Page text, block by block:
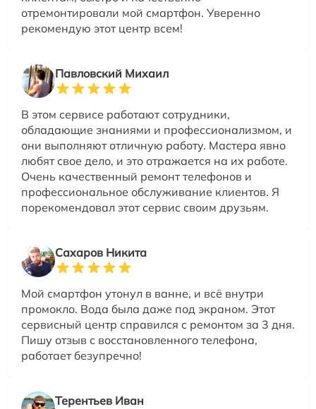
отремонтировали мой смартфон. Уверенно
рекомендую этот центр всем!
Павловский Михаил
В этом сервисе работают сотрудники,
обладающие знаниями и профессионализмом, и
они выполняют отличную работу. Мастера явно
любят свое дело, и это отражается на их работе.
Очень качественный ремонт телефонов и
профессиональное обслуживание клиентов. Я
порекомендовал этот сервис своим друзьям.
Сахаров Никита
Мой смартфон утонул в ванне, и всё внутри
промокло. Вода была даже под экраном. Этот
сервисный центр справился с ремонтом за 3 дня.
Пишу отзыв с восстановленного телефона,
работает безупречно!
Терентьев Иван